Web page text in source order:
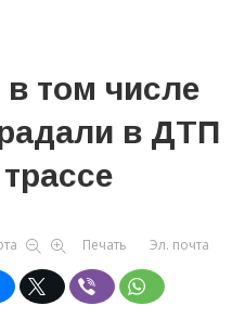
в том числе
в ДТП
Печать Эл. почта